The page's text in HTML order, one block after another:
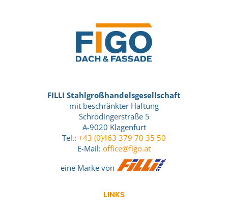
FILLI Stahlgroßhandelsgesellschaft
mit beschränkter Haftung
Schrödingerstraße 5
A-9020 Klagenfurt
Tel.: +43 (0)463 379 70 35 50
E-Mail: office@figo.at
eine Marke von
LINKS